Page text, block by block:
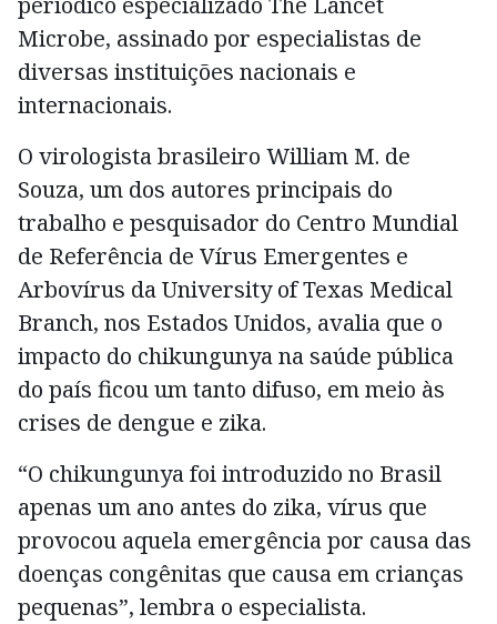
Microbe, assinado por especialistas de
diversas instituições nacionais e
internacionais.
O virologista brasileiro William M. de
Souza, um dos autores principais do
trabalho e pesquisador do Centro Mundial
de Referência de Vírus Emergentes e
Arbovírus da University of Texas Medical
Branch, nos Estados Unidos, avalia que o
impacto do chikungunya na saúde pública
do país ficou um tanto difuso, em meio às
crises de dengue e zika.
“O chikungunya foi introduzido no Brasil
apenas um ano antes do zika, vírus que
provocou aquela emergência por causa das
doenças congênitas que causa em crianças
pequenas”, lembra o especialista.